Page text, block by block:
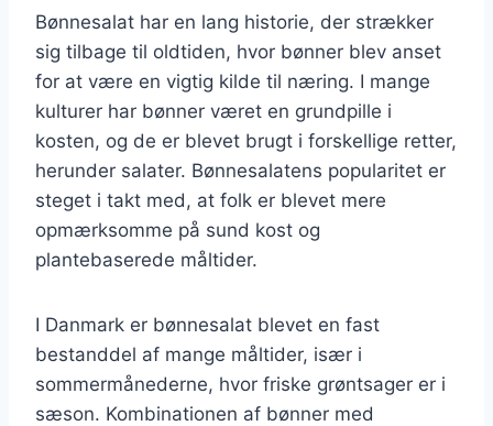
Bønnesalat har en lang historie, der strækker
sig tilbage til oldtiden, hvor bønner blev anset
for at være en vigtig kilde til næring. I mange
kulturer har bønner været en grundpille i
kosten, og de er blevet brugt i forskellige retter,
herunder salater. Bønnesalatens popularitet er
steget i takt med, at folk er blevet mere
opmærksomme på sund kost og
plantebaserede måltider.
I Danmark er bønnesalat blevet en fast
bestanddel af mange måltider, især i
sommermånederne, hvor friske grøntsager er i
sæson. Kombinationen af bønner med